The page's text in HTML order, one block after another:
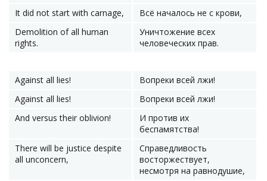
It did not start with carnage,
Всё началось не с крови,
Demolition of all human
rights.
Уничтожение всех
человеческих прав.
Against all lies!
Вопреки всей лжи!
Against all lies!
Вопреки всей лжи!
And versus their oblivion!
И против их
беспамятства!
There will be justice despite
all unconcern,
Справедливость
восторжествует,
несмотря на равнодушие,